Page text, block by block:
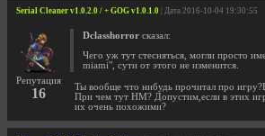
Serial Cleaner v1.0.2.0 / + GOG v1.0.1.0 | Дата 2016-10-04 19:30:55
Репутация
16
Dclasshorror сказал:
Чего уж тут стесняться, могли просто
miami", сути от этого не изменится.
Ты вообще что нибудь прочитал про
При чем тут HM? Допустим,если в этих
их очень похожими?